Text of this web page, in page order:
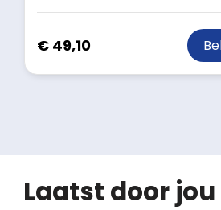
€ 49,10
Laatst door